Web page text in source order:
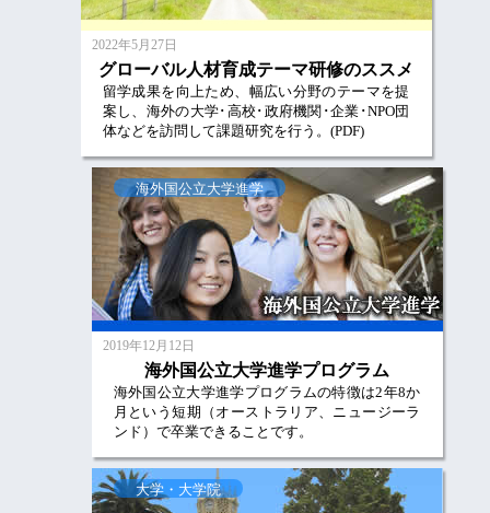
2022年5月27日
グローバル人材育成テーマ研修のススメ
留学成果を向上ため、幅広い分野のテーマを提
案し、海外の大学･高校･政府機関･企業･NPO団
体などを訪問して課題研究を行う。(PDF)
海外国公立大学進学
2019年12月12日
海外国公立大学進学プログラム
海外国公立大学進学プログラムの特徴は2年8か
月という短期（オーストラリア、ニュージーラ
ンド）で卒業できることです。
大学・大学院